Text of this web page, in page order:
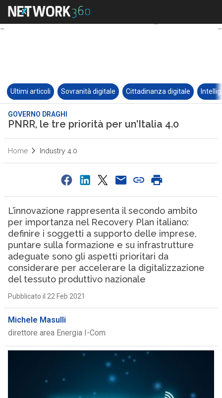
Ultimi articoli Sovranità digitale Cittadinanza digitale
GOVERNO DRAGHI
PNRR, le tre priorità per un’Italia 4.0
Home Industry 4.0
L’innovazione rappresenta il secondo ambito
per importanza nel Recovery Plan italiano:
definire i soggetti a supporto delle imprese,
puntare sulla formazione e su infrastrutture
adeguate sono gli aspetti prioritari da
considerare per accelerare la digitalizzazione
del tessuto produttivo nazionale
Pubblicato il 22 Feb 2021
Michele Masulli
direttore area Energia I-Com